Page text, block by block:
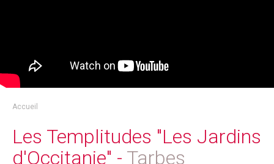
Accueil
Les Templitudes "Les Jardins
d'Occitanie" - Tarbes